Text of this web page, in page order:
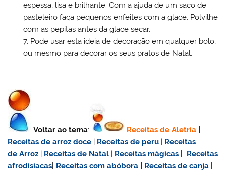
espessa, lisa e brilhante. Com a ajuda de um saco de
pasteleiro faça pequenos enfeites com a glace. Polvilhe
com as pepitas antes da glace secar.
Pode usar esta ideia de decoração em qualquer bolo,
ou mesmo para decorar os seus pratos de Natal.
Voltar ao tema: Receitas de Aletria
Receitas dearroz doce | Receitas de peru | Receitas
de Arroz | Receitas de Natal | Receitas mágicas
Receitas
afrodisiacas Receitas com abóbora Receitas de canja